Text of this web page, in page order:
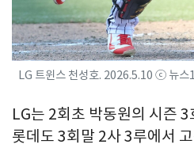
LG 트윈스 천성호. 2026.5.10 ⓒ 뉴스
LG는 2회초 박동원의 시즌
롯데도 3회말 2사 3루에서